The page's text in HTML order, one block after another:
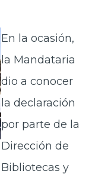
En la ocasión,
la Mandataria
dio a conocer
la declaración
por parte de la
Dirección de
Bibliotecas y